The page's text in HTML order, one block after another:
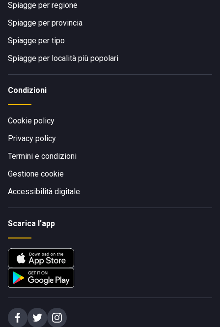
Spiagge per regione
Spiagge per provincia
Spiagge per tipo
Spiagge per località più popolari
Condizioni
Cookie policy
Privacy policy
Termini e condizioni
Gestione cookie
Accessibilità digitale
Scarica l'app